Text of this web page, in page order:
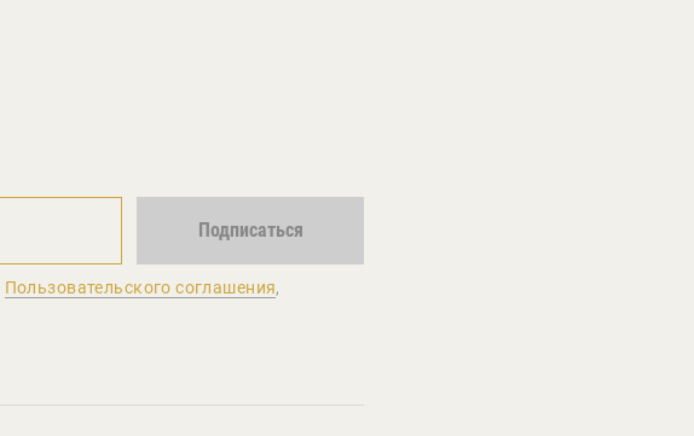
Подписаться
Пользовательского соглашения,